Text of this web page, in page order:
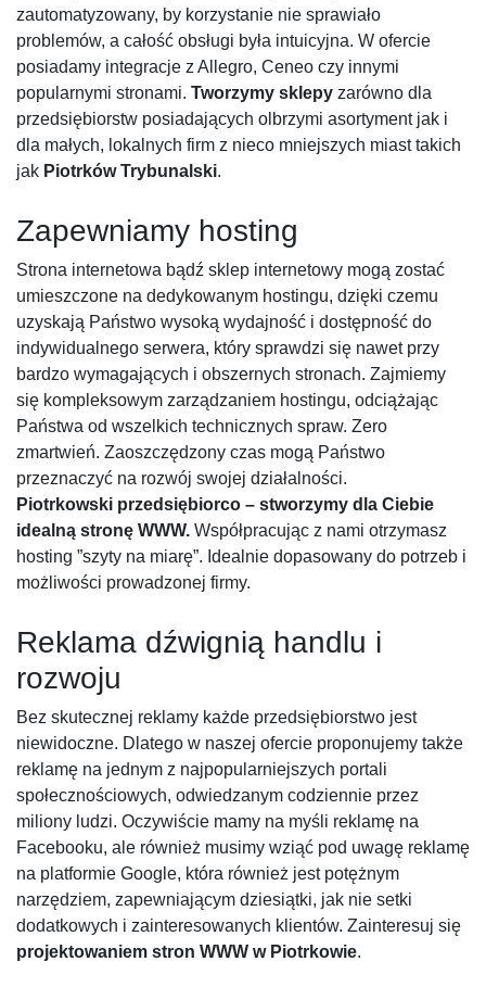
zautomatyzowany, by korzystanie nie sprawiało
problemów, a całość obsługi była intuicyjna. W ofercie
posiadamy integracje z Allegro, Ceneo czy innymi
popularnymi stronami. Tworzymy sklepy zarówno dla
przedsiębiorstw posiadających olbrzymi asortyment jak i
dla małych, lokalnych firm z nieco mniejszych miast takich
jak Piotrków Trybunalski.
Zapewniamy hosting
Strona internetowa bądź sklep internetowy mogą zostać
umieszczone na dedykowanym hostingu, dzięki czemu
uzyskają Państwo wysoką wydajność i dostępność do
indywidualnego serwera, który sprawdzi się nawet przy
bardzo wymagających i obszernych stronach. Zajmiemy
się kompleksowym zarządzaniem hostingu, odciążając
Państwa od wszelkich technicznych spraw. Zero
zmartwień. Zaoszczędzony czas mogą Państwo
przeznaczyć na rozwój swojej działalności.
Piotrkowski przedsiębiorco – stworzymy dla Ciebie
idealną stronę WWW. Współpracując z nami otrzymasz
hosting ”szyty na miarę”. Idealnie dopasowany do potrzeb i
możliwości prowadzonej firmy.
Reklama dźwignią handlu i
rozwoju
Bez skutecznej reklamy każde przedsiębiorstwo jest
niewidoczne. Dlatego w naszej ofercie proponujemy także
reklamę na jednym z najpopularniejszych portali
społecznościowych, odwiedzanym codziennie przez
miliony ludzi. Oczywiście mamy na myśli reklamę na
Facebooku, ale również musimy wziąć pod uwagę reklamę
na platformie Google, która również jest potężnym
narzędziem, zapewniającym dziesiątki, jak nie setki
dodatkowych i zainteresowanych klientów. Zainteresuj się
projektowaniem stron WWW w Piotrkowie.